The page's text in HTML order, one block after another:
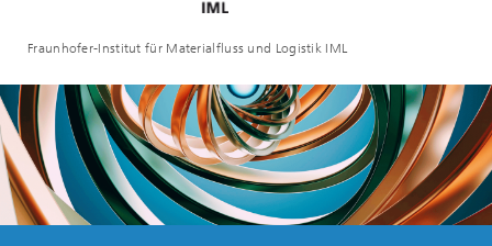
Fraunhofer-Institut für Materialfluss und Logistik IML